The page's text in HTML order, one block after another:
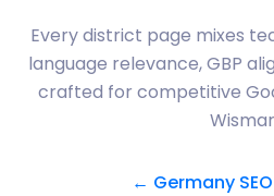
Every district page mixes
language relevance, GBP
crafted for competitive
Wismar
← Germany